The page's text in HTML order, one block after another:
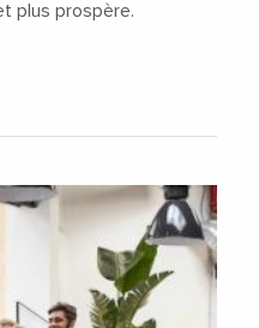
plus prospère.